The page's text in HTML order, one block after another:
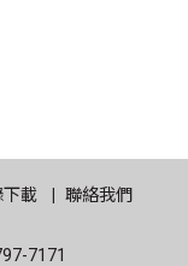
載 聯絡我們
7171